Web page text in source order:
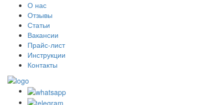
О нас
Отзывы
Статьи
Вакансии
Прайс-лист
Инструкции
Контакты